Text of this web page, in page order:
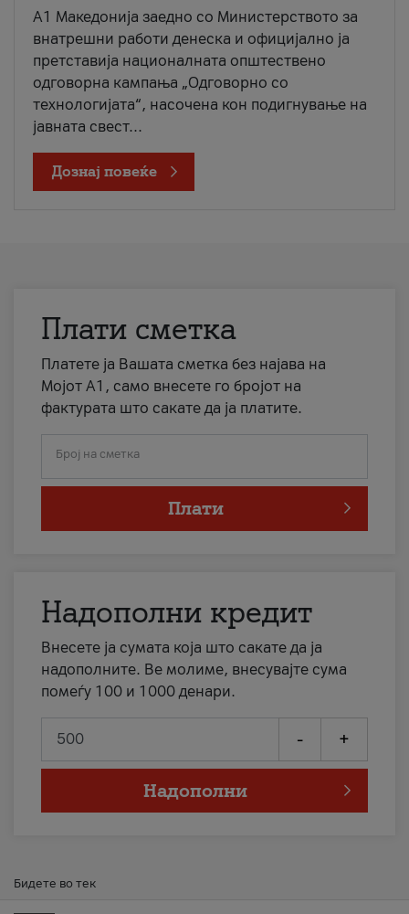
A1 Македонија заедно со Министерството за
внатрешни работи денеска и официјално ја
претставија националната општествено
одговорна кампања „Одговорно со
технологијата“, насочена кон подигнување на
јавната свест...
Дознај повеќе
Плати сметка
Платете ја Вашата сметка без најава на
Мојот А1, само внесете го бројот на
фактурата што сакате да ја платите.
Број на сметка
Плати
Надополни кредит
Внесете ја сумата која што сакате да ја
надополните. Ве молиме, внесувајте сума
помеѓу 100 и 1000 денари.
- +
Надополни
Бидете во тек